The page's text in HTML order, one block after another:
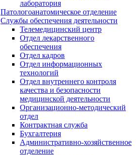
лаборатория
Патологоанатомическое отделение
Службы обеспечения деятельности
Телемедицинский центр
Отдел лекарственного
обеспечения
Отдел кадров
Отдел информационных
технологий
Отдел внутреннего контроля
качества и безопасности
медицинской деятельности
Организационно-методический
отдел
Контрактная служба
Бухгалтерия
Административно-хозяйственное
отделение